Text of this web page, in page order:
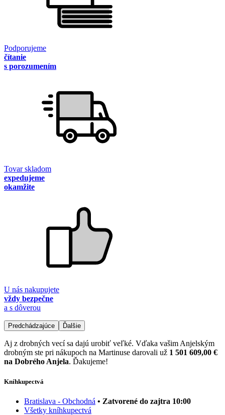
Podporujeme
čítanie
s porozumením
Tovar skladom
expedujeme
okamžite
U nás nakupujete
vždy bezpečne
a s dôverou
Predchádzajúce Ďalšie
Aj z drobných vecí sa dajú urobiť veľké. Vďaka vašim Anjelským
drobným ste pri nákupoch na Martinuse darovali už 1 501 609,00 €
na Dobrého Anjela. Ďakujeme!
Kníhkupectvá
Bratislava - Obchodná • Zatvorené do zajtra 10:00
Všetky kníhkupectvá